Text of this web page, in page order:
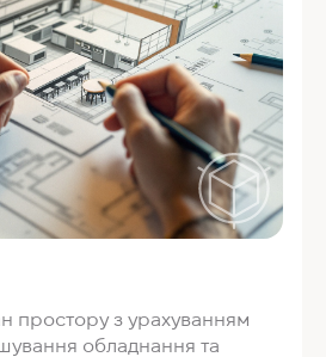
простору з урахуванням
обладнання та